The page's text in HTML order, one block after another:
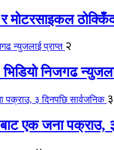
मोटरसाइकल
२
निजगढ
३
एक जना पक्राउ, ३